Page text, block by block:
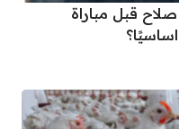
قبل مباراة